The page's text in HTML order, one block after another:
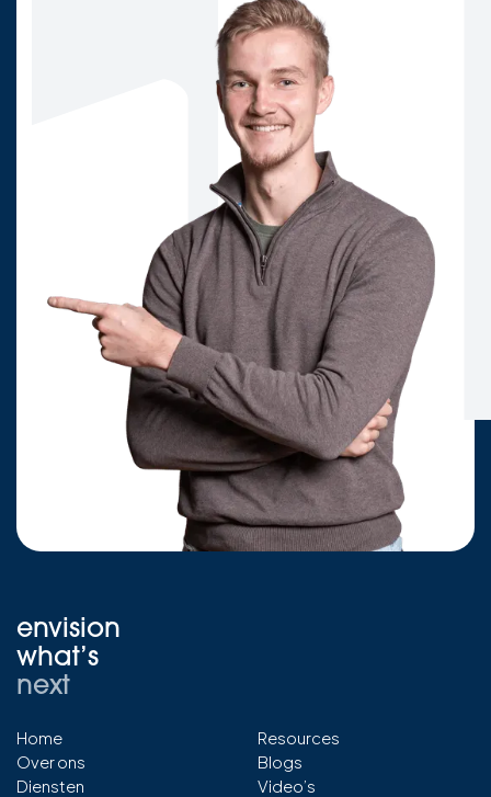
envision
what’s
next
Home
Over ons
Diensten
Resources
Blogs
Video’s